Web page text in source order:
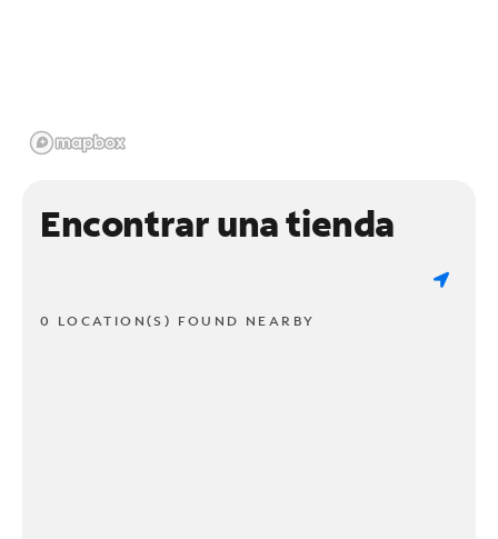
Encontrar una tienda
0 LOCATION(S) FOUND NEARBY